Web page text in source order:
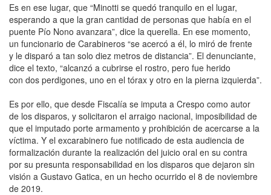
Es en ese lugar, que “Minotti se quedó tranquilo en el lugar,
esperando a que la gran cantidad de personas que había en el
puente Pío Nono avanzara”, dice la querella. En ese momento,
un funcionario de Carabineros “se acercó a él, lo miró de frente
y le disparó a tan solo diez metros de distancia”. El denunciante,
dice el texto, “alcanzó a cubrirse el rostro, pero fue herido
con dos perdigones, uno en el tórax y otro en la pierna izquierda”.
Es por ello, que desde Fiscalía se imputa a Crespo como autor
de los disparos, y solicitaron el arraigo nacional, imposibilidad de
que el imputado porte armamento y prohibición de acercarse a la
víctima. Y el excarabinero fue notificado de esta audiencia de
formalización durante la realización del juicio oral en su contra
por su presunta responsabilidad en los disparos que dejaron sin
visión a Gustavo Gatica, en un hecho ocurrido el 8 de noviembre
de 2019.